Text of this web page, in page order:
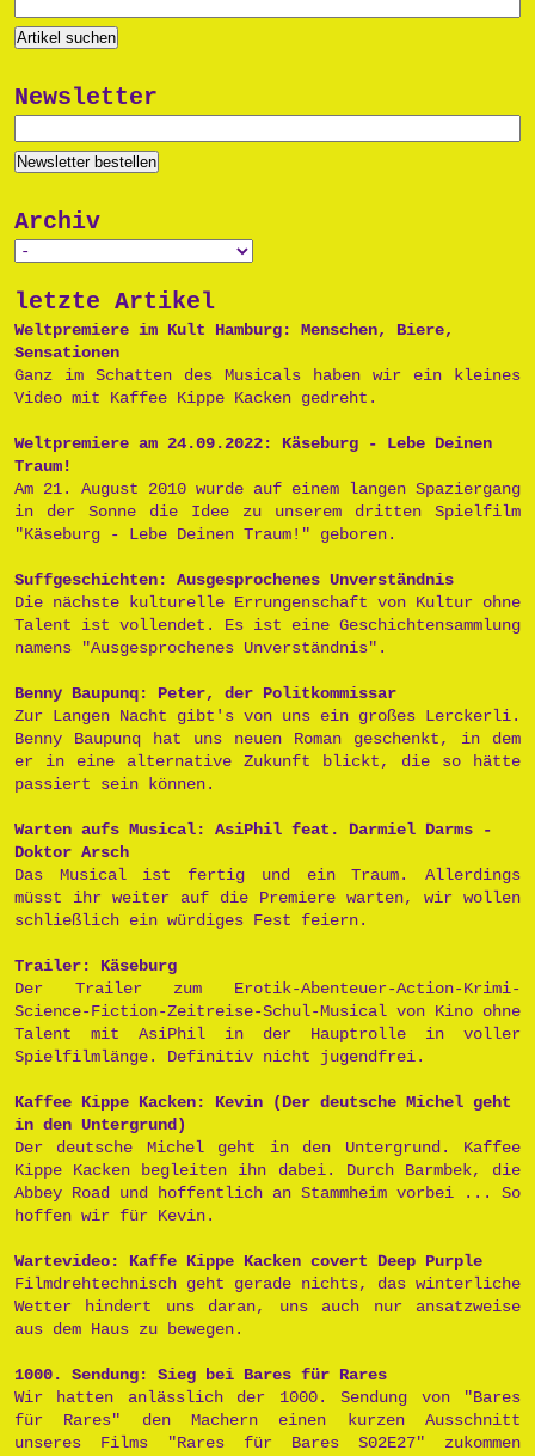
Newsletter
Archiv
letzte Artikel
Weltpremiere im Kult Hamburg: Menschen, Biere,
Sensationen
Ganz im Schatten des Musicals haben wir ein kleines
Video mit Kaffee Kippe Kacken gedreht.
Weltpremiere am 24.09.2022: Käseburg - Lebe Deinen
Traum!
Am 21. August 2010 wurde auf einem langen Spaziergang
in der Sonne die Idee zu unserem dritten Spielfilm
"Käseburg - Lebe Deinen Traum!" geboren.
Suffgeschichten: Ausgesprochenes Unverständnis
Die nächste kulturelle Errungenschaft von Kultur ohne
Talent ist vollendet. Es ist eine Geschichtensammlung
namens "Ausgesprochenes Unverständnis".
Benny Baupunq: Peter, der Politkommissar
Zur Langen Nacht gibt's von uns ein großes Lerckerli.
Benny Baupunq hat uns neuen Roman geschenkt, in dem
er in eine alternative Zukunft blickt, die so hätte
passiert sein können.
Warten aufs Musical: AsiPhil feat. Darmiel Darms -
Doktor Arsch
Das Musical ist fertig und ein Traum. Allerdings
müsst ihr weiter auf die Premiere warten, wir wollen
schließlich ein würdiges Fest feiern.
Trailer: Käseburg
Der Trailer zum Erotik-Abenteuer-Action-Krimi-
Science-Fiction-Zeitreise-Schul-Musical von Kino ohne
Talent mit AsiPhil in der Hauptrolle in voller
Spielfilmlänge. Definitiv nicht jugendfrei.
Kaffee Kippe Kacken: Kevin (Der deutsche Michel geht
in den Untergrund)
Der deutsche Michel geht in den Untergrund. Kaffee
Kippe Kacken begleiten ihn dabei. Durch Barmbek, die
Abbey Road und hoffentlich an Stammheim vorbei ... So
hoffen wir für Kevin.
Wartevideo: Kaffe Kippe Kacken covert Deep Purple
Filmdrehtechnisch geht gerade nichts, das winterliche
Wetter hindert uns daran, uns auch nur ansatzweise
aus dem Haus zu bewegen.
1000. Sendung: Sieg bei Bares für Rares
Wir hatten anlässlich der 1000. Sendung von "Bares
für Rares" den Machern einen kurzen Ausschnitt
unseres Films "Rares für Bares S02E27" zukommen